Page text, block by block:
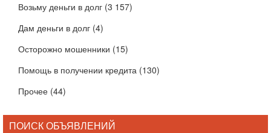
Возьму деньги в долг (3 157)
Дам деньги в долг (4)
Осторожно мошенники (15)
Помощь в получении кредита (130)
Прочее (44)
ПОИСК ОБЪЯВЛЕНИЙ